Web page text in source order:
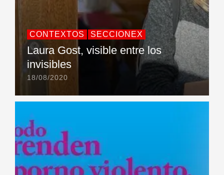
CONTEXTOS SECCIONEX
Laura Gost, visible entre los
invisibles
18/08/2020